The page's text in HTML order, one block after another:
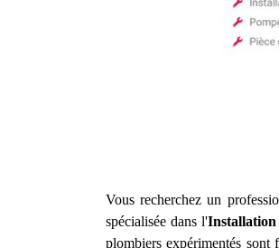
Vous recherchez un
spécialisée dans l'Installation
plombiers expérimentés sont